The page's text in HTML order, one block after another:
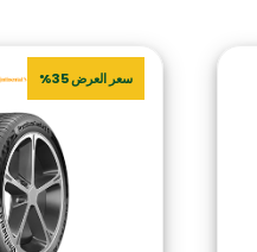
سعر العرض 35%